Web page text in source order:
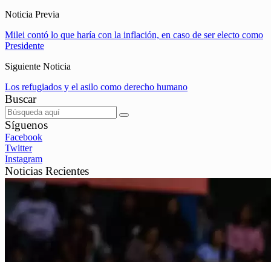
Noticia Previa
Milei contó lo que haría con la inflación, en caso de ser electo como
Presidente
Siguiente Noticia
Los refugiados y el asilo como derecho humano
Buscar
Síguenos
Facebook
Twitter
Instagram
Noticias Recientes